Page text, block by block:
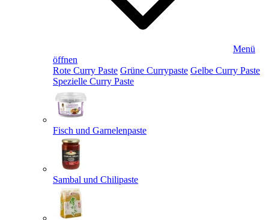
Menü
öffnen
Rote Curry Paste Grüne Currypaste Gelbe Curry Paste
Spezielle Curry Paste
Fisch und Garnelenpaste
Sambal und Chilipaste